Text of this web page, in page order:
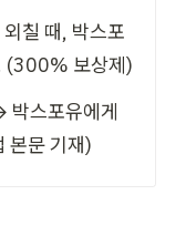
칠 때, 박스포
박스포유에게
본문 기재)